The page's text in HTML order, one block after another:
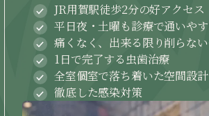
JR用賀駅徒歩2分の好アクセス
平日夜・土曜も診療で通いや
痛くなく、出来る限り削らな
1日で完了する虫歯治療
全室個室で落ち着いた空間設計
徹底した感染対策